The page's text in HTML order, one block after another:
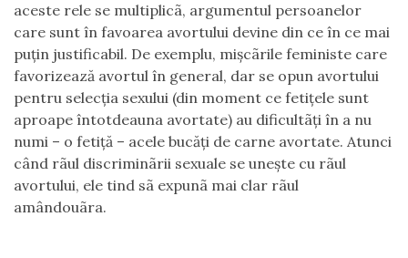
aceste rele se multiplicã, argumentul persoanelor
care sunt în favoarea avortului devine din ce în ce mai
puţin justificabil. De exemplu, mişcãrile feministe care
favorizează avortul în general, dar se opun avortului
pentru selecţia sexului (din moment ce fetiţele sunt
aproape întotdeauna avortate) au dificultãţi în a nu
numi – o fetiţă – acele bucăţi de carne avortate. Atunci
când rãul discriminãrii sexuale se uneşte cu rãul
avortului, ele tind sã expunã mai clar rãul
amândouãra.